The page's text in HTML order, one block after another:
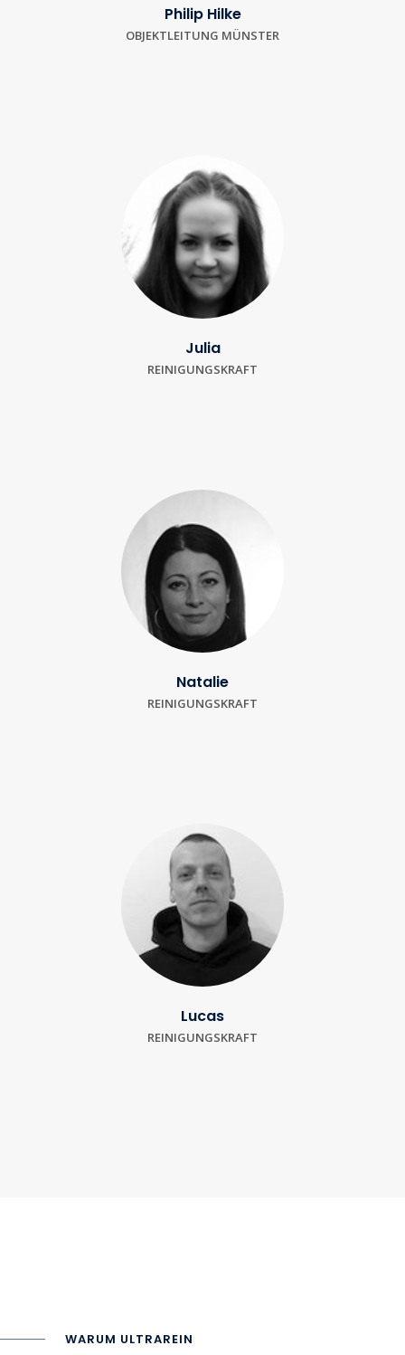
Philip Hilke
OBJEKTLEITUNG MÜNSTER
Julia
REINIGUNGSKRAFT
Natalie
REINIGUNGSKRAFT
Lucas
REINIGUNGSKRAFT
WARUM ULTRAREIN